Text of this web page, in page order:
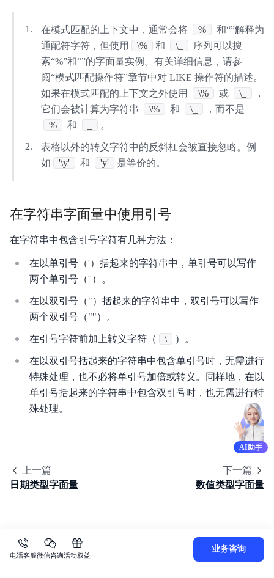
在模式匹配的上下文中，通常会将 %
和“”解释为
通配符字符，但使用
\% 和 \_
序列可以搜
索“%”和“”的字面量实例。有关详细信息，请参
阅“模式匹配操作符”章节中对 LIKE 操作符的描述。
如果在模式匹配的上下文之外使用
\% 或 \_
，
它们会被计算为字符串
\% 和 \_
，而不是
%
和 。
表格以外的转义字符中的反斜杠会被直接忽略。例
如
'\y' 和 'y' 是等价的。
在字符串字面量中使用引号
在字符串中包含引号字符有几种方法：
在以单引号（'）括起来的字符串中，单引号可以写作
两个单引号（''）。
在以双引号（"）括起来的字符串中，双引号可以写作
两个双引号（""）。
在引号字符前加上转义字符（ \ ）。
在以双引号括起来的字符串中包含单引号时，无需进行
特殊处理，也不必将单引号加倍或转义。同样地，在以
单引号括起来的字符串中包含双引号时，也无需进行特
殊处理。
上一篇
日期类型字面量
下一篇
数值类型字面量
AI助手
电话客服微信咨询活动权益
业务咨询